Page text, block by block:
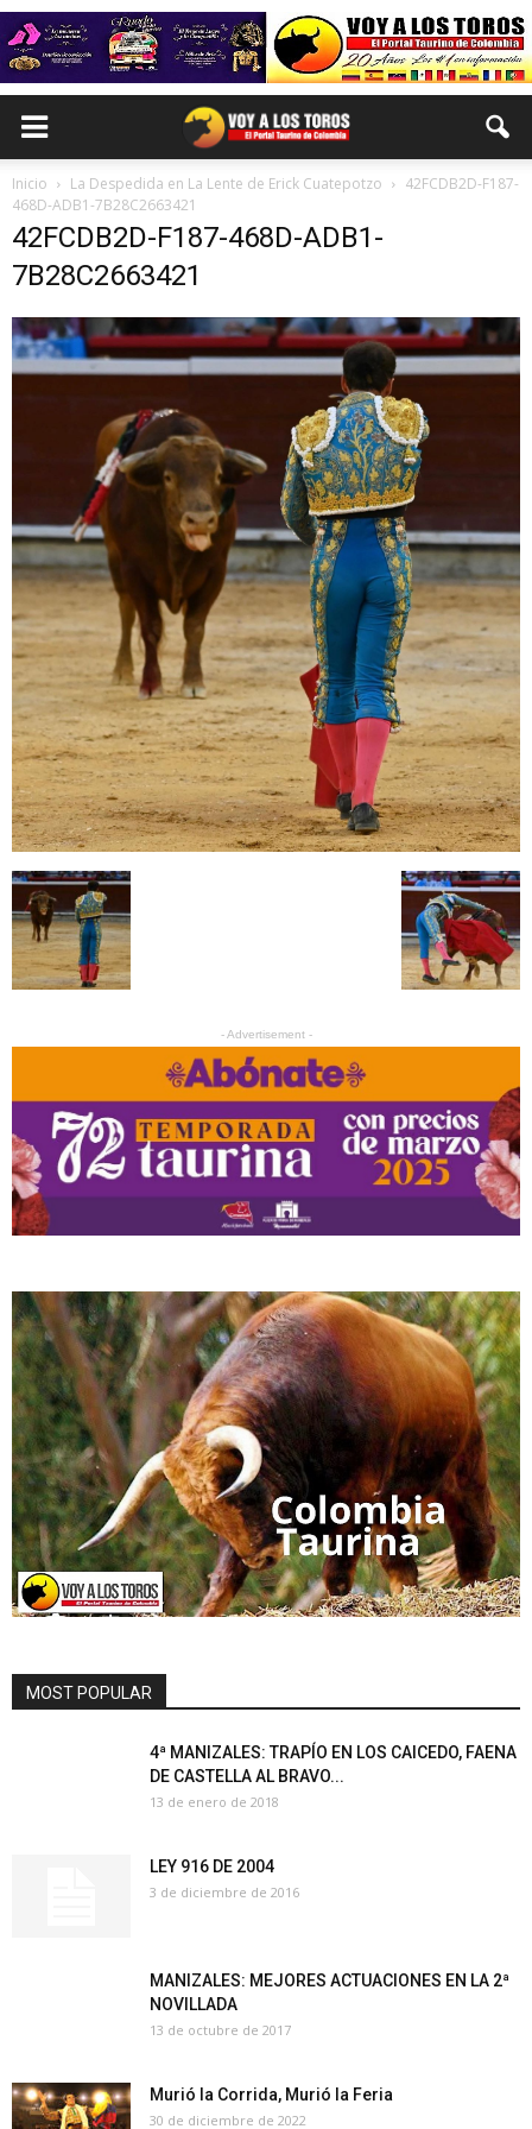
Inicio La Despedida en La Lente de Erick Cuatepotzo
42FCDB2D-F187-
468D-ADB1-7B28C2663421
42FCDB2D-F187-468D-ADB1-
7B28C2663421
- Advertisement -
MOST POPULAR
4ª MANIZALES: TRAPÍO EN LOS CAICEDO, FAENA
DE CASTELLA AL BRAVO...
13 de enero de 2018
LEY 916 DE 2004
3 de diciembre de 2016
MANIZALES: MEJORES ACTUACIONES EN LA 2ª
NOVILLADA
13 de octubre de 2017
Murió la Corrida, Murió la Feria
30 de diciembre de 2022